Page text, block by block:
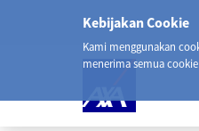
Kebijakan Cookie
Kami menggunakan
menerima semua